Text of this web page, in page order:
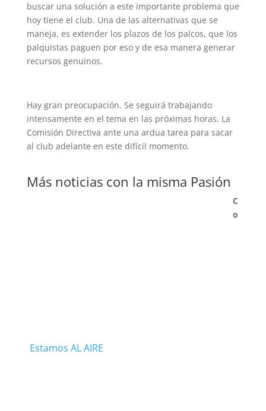
buscar una solución a este importante problema que
hoy tiene el club. Una de las alternativas que se
maneja, es extender los plazos de los palcos, que los
palquistas paguen por eso y de esa manera generar
recursos genuinos.
Hay gran preocupación. Se seguirá trabajando
intensamente en el tema en las próximas horas. La
Comisión Directiva ante una ardua tarea para sacar
al club adelante en este difícil momento.
Más noticias con la misma Pasión
Estamos AL AIRE
C
o